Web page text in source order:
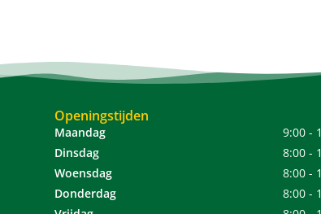
Openingstijden
Maandag
9:00 -
Dinsdag
8:00 -
Woensdag
8:00 -
Donderdag
8:00 -